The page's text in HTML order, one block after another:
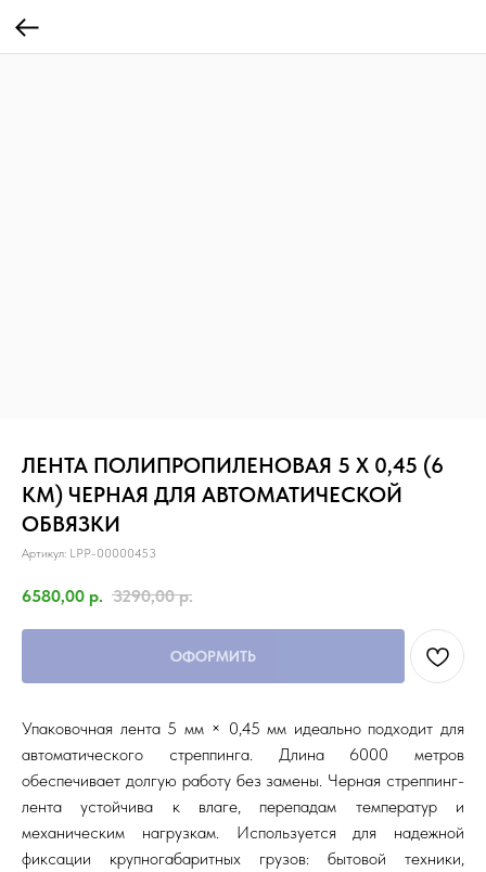
ЛЕНТА ПОЛИПРОПИЛЕНОВАЯ 5 Х 0,45 (6
КМ) ЧЕРНАЯ ДЛЯ АВТОМАТИЧЕСКОЙ
ОБВЯЗКИ
Артикул: LPP-00000453
6580,00 р. 3290,00 р.
ОФОРМИТЬ
Упаковочная лента 5 мм × 0,45 мм идеально подходит для
автоматического стреппинга. Длина 6000 метров
обеспечивает долгую работу без замены. Черная стреппинг-
лента устойчива к влаге, перепадам температур и
механическим нагрузкам. Используется для надежной
фиксации крупногабаритных грузов: бытовой техники,